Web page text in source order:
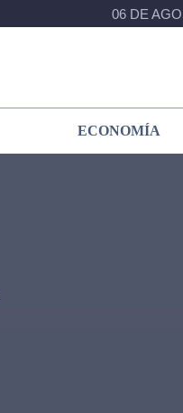
06 DE
ECONOMÍA